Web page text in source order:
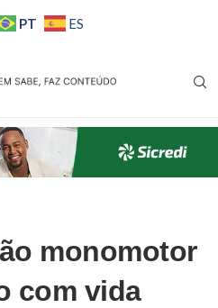
PT ES
monomotor
com vida